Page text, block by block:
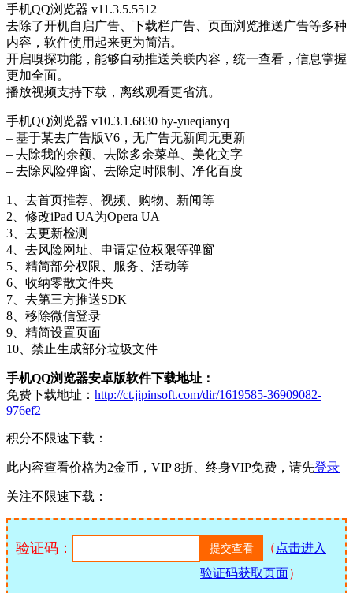
手机QQ浏览器 v11.3.5.5512
去除了开机自启广告、下载栏广告、页面浏览推送广告等多种
内容，软件使用起来更为简洁。
开启嗅探功能，能够自动推送关联内容，统一查看，信息掌握
更加全面。
播放视频支持下载，离线观看更省流。
手机QQ浏览器 v10.3.1.6830 by-yueqianyq
– 基于某去广告版V6，无广告无新闻无更新
– 去除我的余额、去除多余菜单、美化文字
– 去除风险弹窗、去除定时限制、净化百度
1、去首页推荐、视频、购物、新闻等
2、修改iPad UA为Opera UA
3、去更新检测
4、去风险网址、申请定位权限等弹窗
5、精简部分权限、服务、活动等
6、收纳零散文件夹
7、去第三方推送SDK
8、移除微信登录
9、精简设置页面
10、禁止生成部分垃圾文件
手机QQ浏览器安卓版软件下载地址：
免费下载地址： http://ct.jipinsoft.com/dir/1619585-36909082-
976ef2
积分不限速下载：
此内容查看价格为2金币，VIP 8折、终身VIP免费，请先登录
关注不限速下载：
验证码： （ 点击进入
验证码获取页面）